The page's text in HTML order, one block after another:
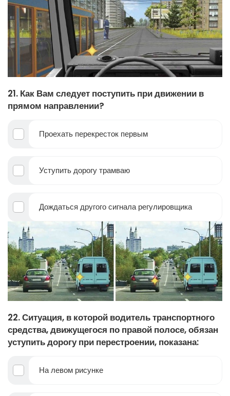
21. Как Вам следует поступить при движении в
прямом направлении?
Проехать перекресток первым
Уступить дорогу трамваю
Дождаться другого сигнала регулировщика
22. Ситуация, в которой водитель транспортного
средства, движущегося по правой полосе, обязан
уступить дорогу при перестроении, показана:
На левом рисунке